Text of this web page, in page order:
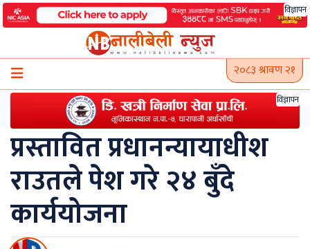
Skip
to
विज्ञापन
२०८३ श्रावण २१
विज्ञापन
प्रस्तावित प्रधानन्यायाधीश
राउतले पेश गरे २४ बुँदे
कार्ययोजना